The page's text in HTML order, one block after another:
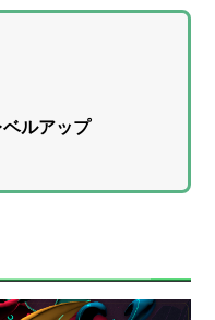
ルアップ